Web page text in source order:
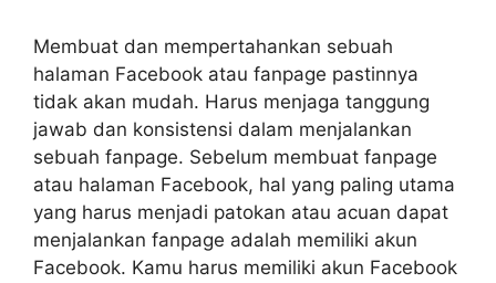
Membuat dan mempertahankan sebuah
halaman Facebook atau fanpage pastinnya
tidak akan mudah. Harus menjaga tanggung
jawab dan konsistensi dalam menjalankan
sebuah fanpage. Sebelum membuat fanpage
atau halaman Facebook, hal yang paling utama
yang harus menjadi patokan atau acuan dapat
menjalankan fanpage adalah memiliki akun
Facebook. Kamu harus memiliki akun Facebook